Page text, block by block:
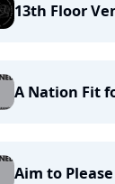
13th Floor
A Nation Fit
Aim to